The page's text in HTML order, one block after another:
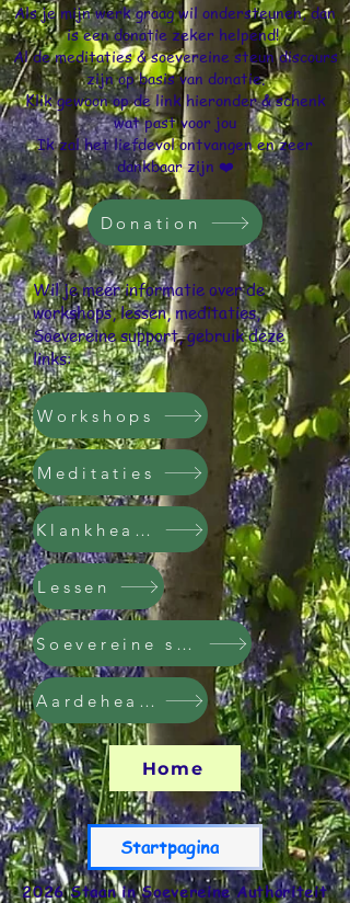
Als je mijn werk graag wil ondersteunen, dan
is een donatie zeker helpend!
Al de meditaties & soevereine steun discours
zijn op basis van donatie.
Klik gewoon op de link hieronder & schenk
wat past voor jou
Ik zal het liefdevol ontvangen en zeer
dankbaar zijn ❤️
Donation
Wil je meer informatie over de
workshops, lessen, meditaties,
Soevereine support, gebruik deze
links:
Workshops
Meditaties
Klankhealing
Lessen
Soevereine steun
Aardehealing
Home
Startpagina
2026 Staan in Soevereine Authoriteit